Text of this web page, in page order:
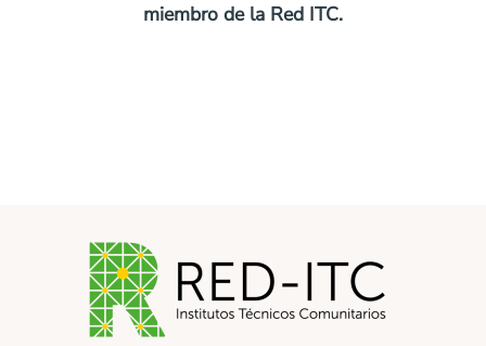
miembro de la Red ITC.